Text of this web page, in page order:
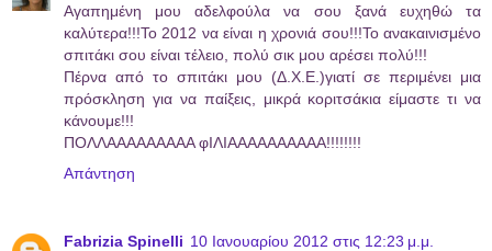
Αγαπημένη μου αδελφούλα να σου ξανά ευχηθώ τα
καλύτερα!!!Το 2012 να είναι η χρονιά σου!!!Το ανακαινισμένο
σπιτάκι σου είναι τέλειο, πολύ σικ μου αρέσει πολύ!!!
Πέρνα από το σπιτάκι μου (Δ.Χ.Ε.)γιατί σε περιμένει μια
πρόσκληση για να παίξεις, μικρά κοριτσάκια είμαστε τι να
κάνουμε!!!
ΠΟΛΛΑΑΑΑΑΑΑΑΑ φΙΛΙΑΑΑΑΑΑΑΑΑΑ!!!!!!!!
Απάντηση
Fabrizia Spinelli 10 Ιανουαρίου 2012 στις 12:23 μ.μ.